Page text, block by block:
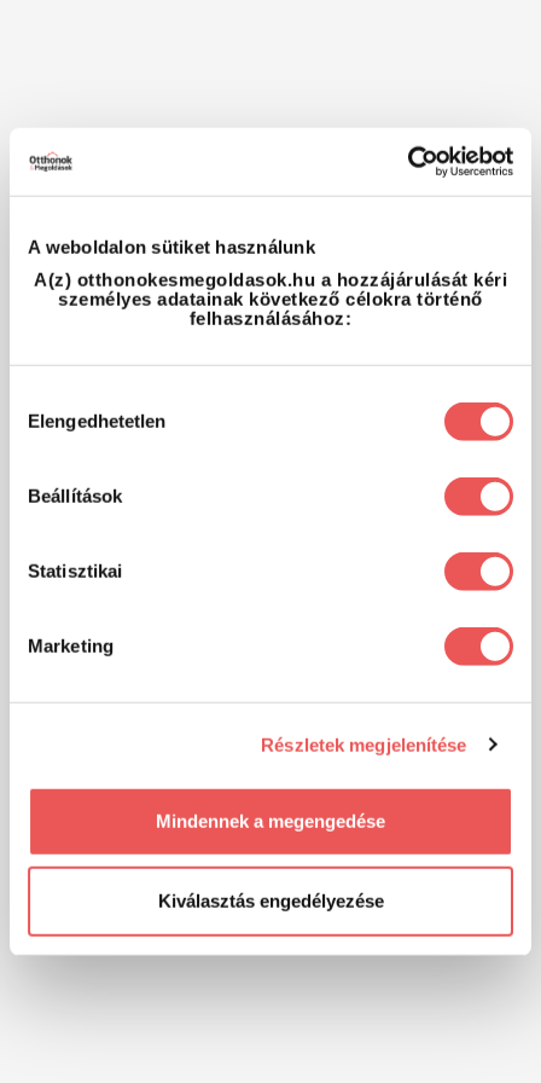
A weboldalon sütiket használunk
A(z) otthonokesmegoldasok.hu a hozzájárulását kéri
személyes adatainak következő célokra történő
felhasználásához:
kiválasztása
Elengedhetetlen
Beállítások
Statisztikai
Marketing
Részletek megjelenítése
Mindennek a megengedése
Kiválasztás engedélyezése